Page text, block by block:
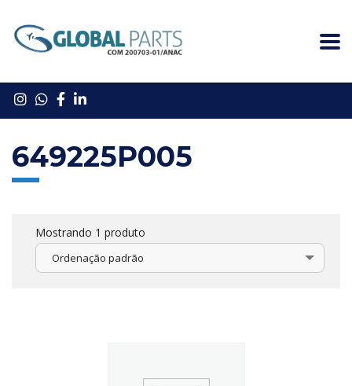
649225P005
Mostrando 1 produto
Ordenação padrão